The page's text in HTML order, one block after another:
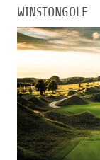
WINSTONGOLF